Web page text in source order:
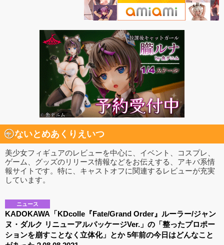
ないとめあくりえいつ
美少女フィギュアのレビューを中心に、イベント、コスプレ、
ゲーム、グッズのリリース情報などをお伝えする、アキバ系情
報サイトです。特に、キャストオフに関連するレビューが充実
しています。
ニュース
KADOKAWA「KDcolle『Fate/Grand Order』ルーラー/ジャン
ヌ・ダルク リニューアルパッケージVer.」の「整ったプロポー
ションを崩すことなく立体化」とか 5年前の今日はどんなこと